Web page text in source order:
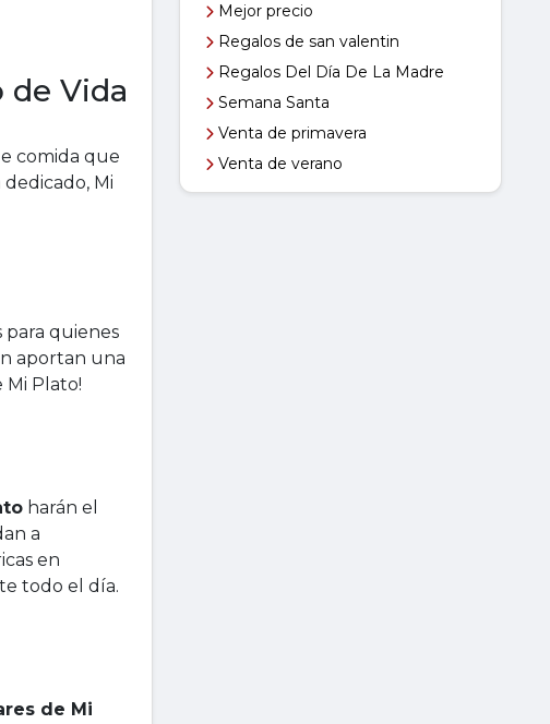
de Vida
comida que
dedicado, Mi
para quienes
aportan una
Mi Plato!
harán el
a
en
todo el día.
de Mi
Mejor precio
Regalos de san valentin
Regalos Del Día De La Madre
Semana Santa
Venta de primavera
Venta de verano